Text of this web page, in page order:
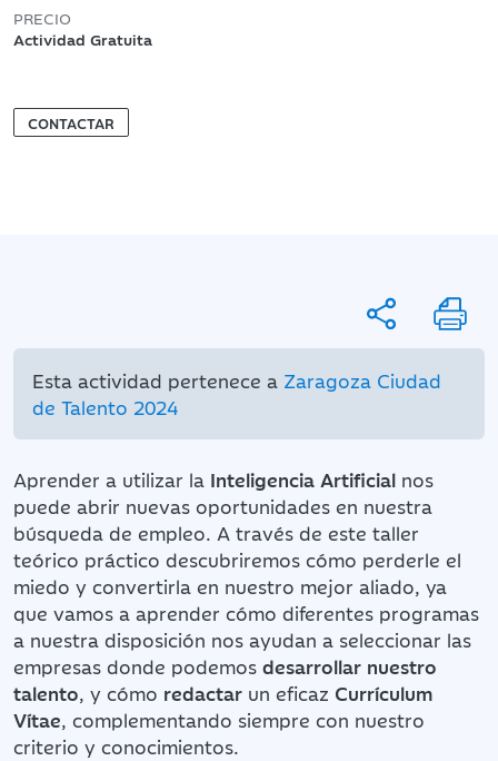
PRECIO
Actividad Gratuita
CONTACTAR
Esta actividad pertenece a Zaragoza Ciudad
de Talento 2024
Aprender a utilizar la Inteligencia Artificial nos
puede abrir nuevas oportunidades en nuestra
búsqueda de empleo. A través de este taller
teórico práctico descubriremos cómo perderle el
miedo y convertirla en nuestro mejor aliado, ya
que vamos a aprender cómo diferentes programas
a nuestra disposición nos ayudan a seleccionar las
empresas donde podemos desarrollar nuestro
talento, y cómo redactar un eficaz Currículum
Vítae, complementando siempre con nuestro
criterio y conocimientos.